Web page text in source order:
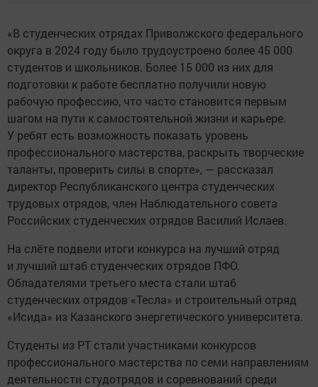
«В студенческих отрядах Приволжского федерального
округа в 2024 году было трудоустроено более 45 000
студентов и школьников. Более 15 000 из них для
подготовки к работе бесплатно получили новую
рабочую профессию, что часто становится первым
шагом на пути к самостоятельной жизни и карьере.
У ребят есть возможность показать уровень
профессионального мастерства, раскрыть творческие
таланты, проверить силы в спорте», — рассказал
директор Республиканского центра студенческих
трудовых отрядов, член Наблюдательного совета
Российских студенческих отрядов Василий Ислаев.
На слёте подвели итоги конкурса на лучший отряд
и лучший штаб студенческих отрядов ПФО.
Обладателями третьего места стали штаб
студенческих отрядов «Тесла» и строительный отряд
«Исида» из Казанского энергетического университета.
Студенты из РТ стали участниками конкурсов
профессионального мастерства по семи направлениям
деятельности студотрядов и соревнований среди